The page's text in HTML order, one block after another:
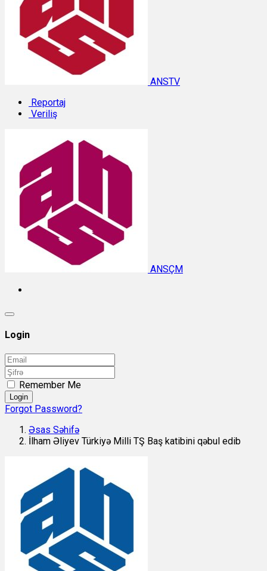
ANSTV
Reportaj
Veriliş
ANSÇM
Login
Remember Me
Login
Forgot Password?
Əsas Səhifə
İlham Əliyev Türkiyə Milli TŞ Baş katibini qəbul edib